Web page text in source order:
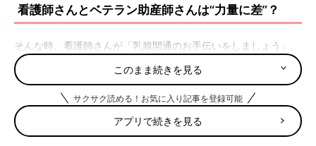
看護師さんとベテラン助産師さんは“力量に差”？
そんな時、看護師さんが「乳腺開通のお手伝いをしましょう」
と、おっぱいマッサージをしてくれましたが、それが涙が出るほ
どの激痛だったのです。
後日、マッサージが上手なベテラン助産師さんだと痛くないのだ
と知りましたが、その時はひたすら激痛に耐え続けていました。
このまま続きを見る
サクサク読める！お気に入り記事を登録可能
アプリで続きを見る